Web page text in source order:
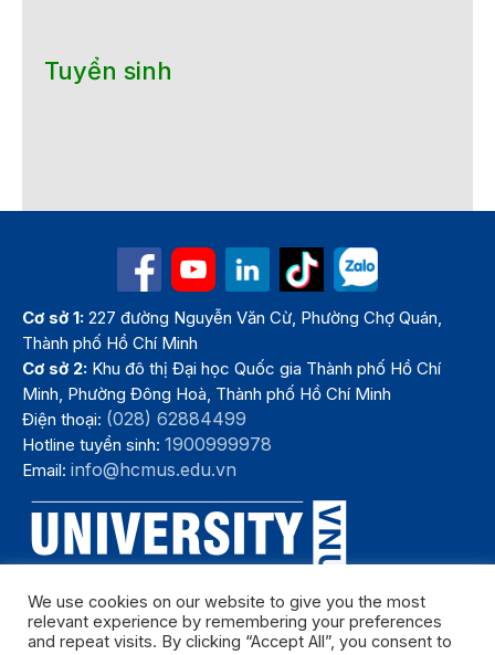
Tuyển sinh
Cơ sở 1: 227 đường Nguyễn Văn Cừ, Phường Chợ Quán,
Thành phố Hồ Chí Minh
Cơ sở 2: Khu đô thị Đại học Quốc gia Thành phố Hồ Chí
Minh, Phường Đông Hoà, Thành phố Hồ Chí Minh
Điện thoại: (028) 62884499
Hotline tuyển sinh:1900999978
Email:info@hcmus.edu.vn
We use cookies on our website to give you the most
relevant experience by remembering your preferences
and repeat visits. By clicking “Accept All”, you consent to